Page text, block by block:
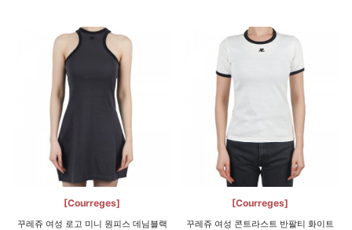
[Courreges]
꾸레쥬 여성 로고 미니 원피스 데님블랙
[Courreges]
꾸레쥬 여성 콘트라스트 반팔티 화이트